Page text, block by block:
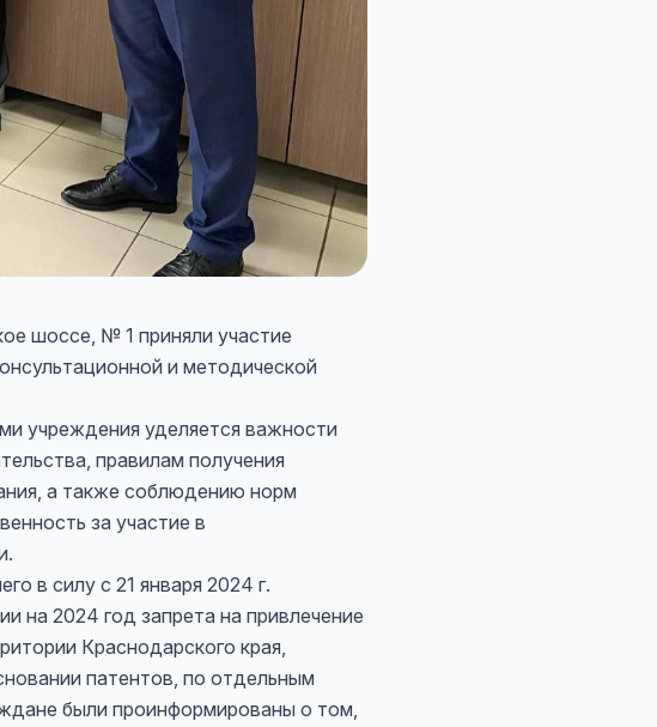
шоссе, № 1 приняли участие
и методической
учреждения уделяется важности
правилам получения
а также соблюдению норм
за участие в
в силу с 21 января 2024 г.
на 2024 год запрета на привлечение
Краснодарского края,
патентов, по отдельным
были проинформированы о том,